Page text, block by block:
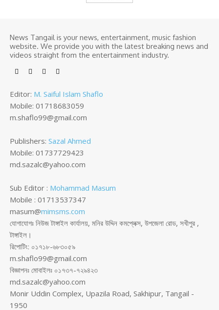
News Tangail is your news, entertainment, music fashion
website. We provide you with the latest breaking news and
videos straight from the entertainment industry.
Editor: M. Saiful Islam Shaflo
Mobile: 01718683059
m.shaflo99@gmail.com
Publishers: Sazal Ahmed
Mobile: 01737729423
md.sazalc@yahoo.com
Sub Editor : Mohammad Masum
Mobile : 01713537347
masum@mimsms.com
যোগাযোগঃ নিউজ টাঙ্গাইল কার্যালয়, মনির উদ্দিন কমপ্লেক্স, উপজেলা রোড, সখীপুর ,
টাঙ্গাইল।
রিপোটিং: ০১৭১৮-৬৮৩০৫৯
m.shaflo99@gmail.com
বিজ্ঞাপনঃ মোবাইলঃ ০১৭৩৭-৭২৯৪২৩
md.sazalc@yahoo.com
Monir Uddin Complex, Upazila Road, Sakhipur, Tangail -
1950